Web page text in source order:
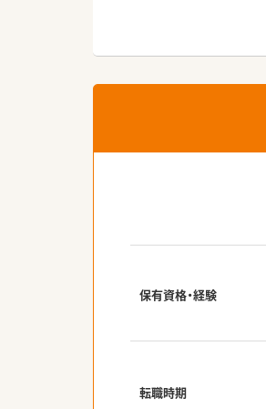
保有資格・経験
転職時期